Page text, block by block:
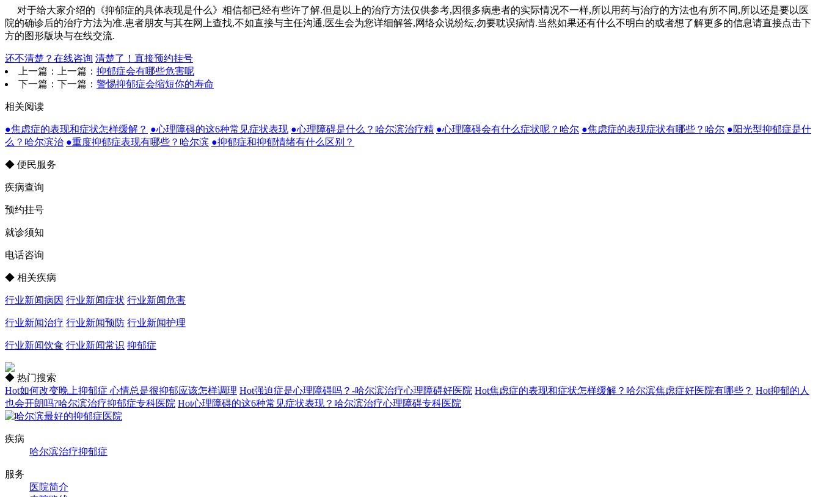
对于给大家介绍的《抑郁症的具体表现是什么》相信都已经有些许了解.但是以上的治疗方法仅供参考,因很多病患者的实际情况不一样,所以用药与治疗的方法也有所不同,所以还是要以医
院的确诊后的治疗方法为准.患者朋友与其在网上查找,不如直接与主任沟通,医生会为您详细解答,网络众说纷纭,勿要耽误病情.当然如果还有什么不明白的或者想了解更多的信息请直接点击下
方的图形版块与在线交流.
还不清楚？在线咨询 清楚了！直接预约挂号
上一篇：上一篇： 抑郁症会有哪些危害呢
下一篇：下一篇： 警惕抑郁症会缩短你的寿命
相关阅读
●焦虑症的表现和症状怎样缓解？ ●心理障碍的这6种常见症状表现 ●心理障碍是什么？哈尔滨治疗精 ●心理障碍会有什么症状呢？哈尔 ●焦虑症的表现症状有哪些？哈尔 ●阳光型抑郁症是什
么？哈尔滨治 ●重度抑郁症表现有哪些？哈尔滨 ●抑郁症和抑郁情绪有什么区别？
◆ 便民服务
疾病查询
预约挂号
就诊须知
电话咨询
◆ 相关疾病
行业新闻病因 行业新闻症状 行业新闻危害
行业新闻治疗 行业新闻预防 行业新闻护理
行业新闻饮食 行业新闻常识 抑郁症
◆ 热门搜索
Hot如何改变晚上抑郁症 心情总是很抑郁应该怎样调理 Hot强迫症是心理障碍吗？-哈尔滨治疗心理障碍好医院 Hot焦虑症的表现和症状怎样缓解？哈尔滨焦虑症好医院有哪些？ Hot抑郁的人
也会开朗吗?哈尔滨治疗抑郁症专科医院 Hot心理障碍的这6种常见症状表现？哈尔滨治疗心理障碍专科医院
疾病
哈尔滨治疗抑郁症
服务
医院简介